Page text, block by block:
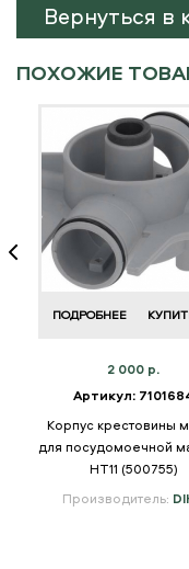
Вернуться в
ПОХОЖИЕ
ПОДРОБНЕЕ
2 000 р.
Артикул:
Корпус крестовины
для посудомоечной
HT11 (500755)
Производитель: